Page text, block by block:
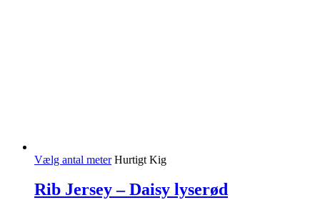
Vælg antal meter Hurtigt Kig
Rib Jersey – Daisy lyserød